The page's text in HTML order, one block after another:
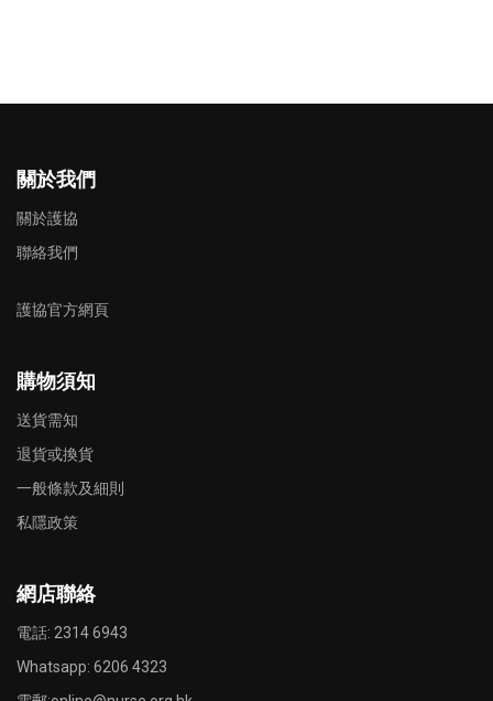
關於我們
關於護協
聯絡我們
護協官方網頁
購物須知
送貨需知
退貨或換貨
一般條款及細則
私隱政策
網店聯絡
電話: 2314 6943
Whatsapp: 6206 4323